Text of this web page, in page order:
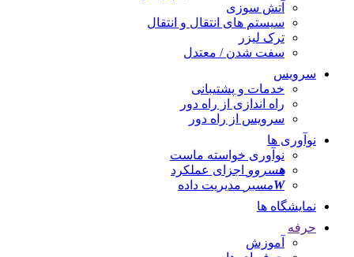
آتش سوزی
سیستم های انتقال و انتقال
ترک لیزر
سفت شدن / معتدل
سرویس
خدمات و پشتیبانی
راه اندازی از راه دور
سرویس از راه دور
نوآوری ها
نوآوری خواسته ماست
هسروو
اجزای عملکرد
Wمسیر مدیریت داده
نمایشگاه ها
حرفه
آموزش